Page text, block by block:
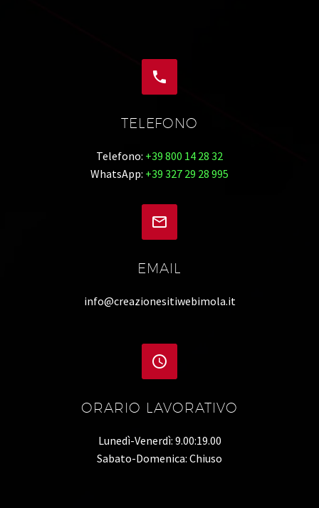


TELEFONO
Telefono: +39 800 14 28 32
WhatsApp: +39 327 29 28 995


EMAIL
info@creazionesitiwebimola.it


ORARIO LAVORATIVO
Lunedì-Venerdì: 9.00:19.00
Sabato-Domenica: Chiuso